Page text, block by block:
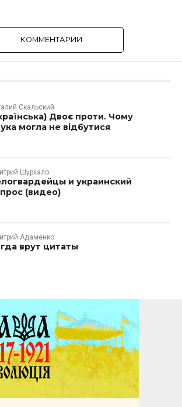
КОММЕНТАРИИ
Скальский
Двоє проти. Чому
могла не відбутися
Шурхало
и украинский
(видео)
Адаменко
врут цитаты